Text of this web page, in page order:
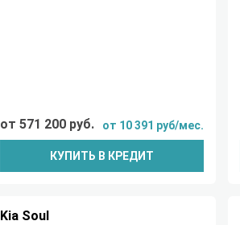
от 571 200 руб. от 10 391 руб/мес.
КУПИТЬ В КРЕДИТ
Kia Soul